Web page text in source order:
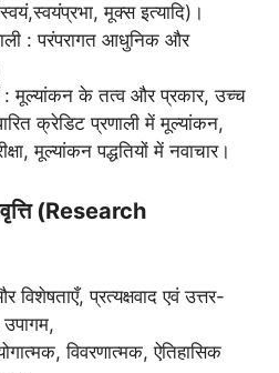
मूक्स इत्यादि)।
: परंपरागत आधुनिक और
: मूल्यांकन के तत्व और प्रकार, उच्च
क्रेडिट प्रणाली में मूल्यांकन,
मूल्यांकन पद्धतियों में नवाचार।
(Research
विशेषताएँ, प्रत्यक्षवाद एवं उत्तर-
उपागम,
विवरणात्मक, ऐतिहासिक